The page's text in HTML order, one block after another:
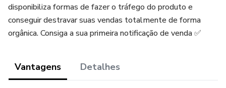
disponibiliza formas de fazer o tráfego do produto e
conseguir destravar suas vendas totalmente de forma
orgânica. Consiga a sua primeira notificação de venda ✅
Vantagens Detalhes